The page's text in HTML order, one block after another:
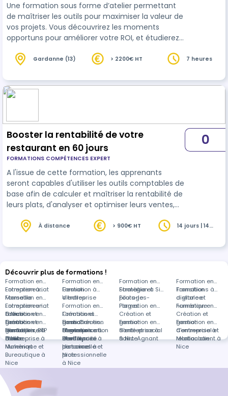
Une formation sous forme d’atelier permettant
de maîtriser les outils pour maximiser la valeur de
vos projets. Vous découvrirez les moments
opportuns pour améliorer votre ROI, et étudierez
place une démarche permettant de maximiser le
Gardanne (13) > 2200€ HT 7 heures
Booster la rentabilité de votre
restaurant en 60 jours
FORMATIONS COMPÉTENCES EXPERT
A l'issue de cette formation, les apprenants
seront capables d'utiliser les outils comptables de
base afin de calculer et maîtriser la rentabilité de
leurs plats, d'analyser et optimiser leurs ventes,
respectant les règles de base.
0
À distance > 900€ HT
14 jours | 14
Découvrir plus de formations !
Formation en
Entrepreneuriat
Formation en
Gestion
d'entreprise
Formation en
Stratégie et
pilotage
Formation en
Transition
digitale et
numérique
Formation à
Marseille
Formation à
Vitrolles
Formation à Six-
Fours-les-
Plages
Formations à
distance
Formation en
Entrepreneuriat
à Nice
Formation en
Création et
gestion
d'entreprise à
Paris
Formation en
Création et
gestion
d'entreprise à
Dardilly
Formation en
Création et
gestion
d'entreprise à
Saint-Agnant
Formation en
Création et
gestion
d'entreprise à
Montauban
Formation en
Création et
gestion
d'entreprise à
Malemort
Formations
dans Création
et gestion
d'entreprise à
distance
Formation en
Immobilier, BTP
à Nice
Formation en
Communication
et efficacité
personnelle et
professionnelle
à Nice
Formation en
Santé et social
à Nice
Formation en
Commercial et
relation client à
Nice
Formation en
Outils
Numérique et
Bureautique à
Nice
Formation en
Ressources
humaines à
Nice